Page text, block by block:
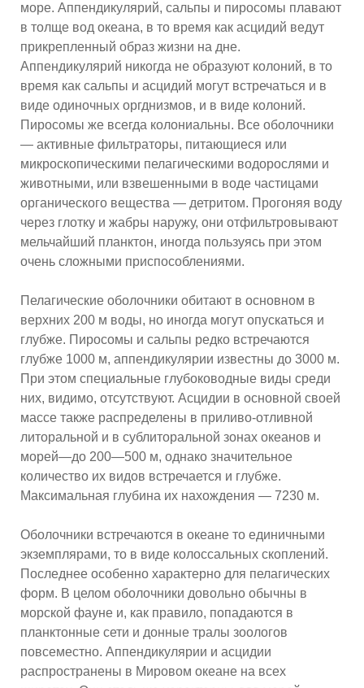
море. Аппендикулярий, сальпы и пиросомы плавают
в толще вод океана, в то время как асцидий ведут
прикрепленный образ жизни на дне.
Аппендикулярий никогда не образуют колоний, в то
время как сальпы и асцидий могут встречаться и в
виде одиночных оргднизмов, и в виде колоний.
Пиросомы же всегда колониальны. Все оболочники
— активные фильтраторы, питающиеся или
микроскопическими пелагическими водорослями и
животными, или взвешенными в воде частицами
органического вещества — детритом. Прогоняя воду
через глотку и жабры наружу, они отфильтровывают
мельчайший планктон, иногда пользуясь при этом
очень сложными приспособлениями.
Пелагические оболочники обитают в основном в
верхних 200 м воды, но иногда могут опускаться и
глубже. Пиросомы и сальпы редко встречаются
глубже 1000 м, аппендикулярии известны до 3000 м.
При этом специальные глубоководные виды среди
них, видимо, отсутствуют. Асцидии в основной своей
массе также распределены в приливо-отливной
литоральной и в сублиторальной зонах океанов и
морей—до 200—500 м, однако значительное
количество их видов встречается и глубже.
Максимальная глубина их нахождения — 7230 м.
Оболочники встречаются в океане то единичными
экземплярами, то в виде колоссальных скоплений.
Последнее особенно характерно для пелагических
форм. В целом оболочники довольно обычны в
морской фауне и, как правило, попадаются в
планктонные сети и донные тралы зоологов
повсеместно. Аппендикулярии и асцидии
распространены в Мировом океане на всех